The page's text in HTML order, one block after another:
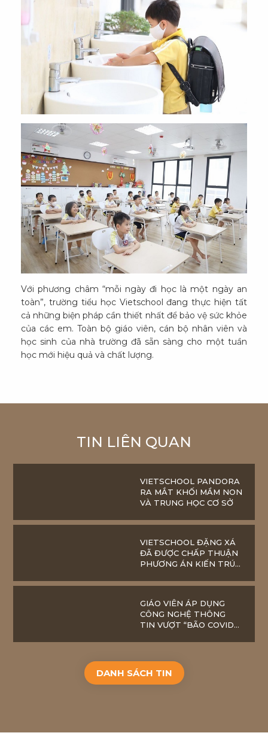
Với phương châm “mỗi ngày đi học là một ngày an
toàn”, trường tiểu học Vietschool đang thực hiện tất
cả những biện pháp cần thiết nhất để bảo vệ sức khỏe
của các em. Toàn bộ giáo viên, cán bộ nhân viên và
học sinh của nhà trường đã sẵn sàng cho một tuần
học mới hiệu quả và chất lượng.
TIN LIÊN QUAN
VIETSCHOOL PANDORA
RA MẮT KHỐI MẦM NON
VÀ TRUNG HỌC CƠ SỞ
VIETSCHOOL ĐẶNG XÁ
ĐÃ ĐƯỢC CHẤP THUẬN
PHƯƠNG ÁN KIẾN TRÚC
GIÁO VIÊN ÁP DỤNG
CÔNG NGHỆ THÔNG
TIN VƯỢT “BÃO COVID-
DANH SÁCH TIN